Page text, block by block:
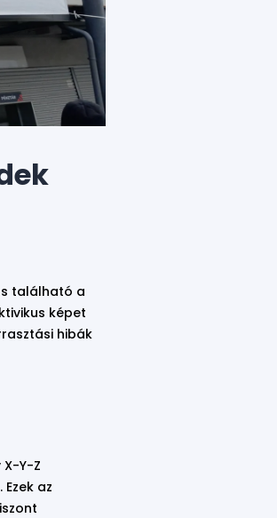
található a
képet
hibák
Y-Z
az